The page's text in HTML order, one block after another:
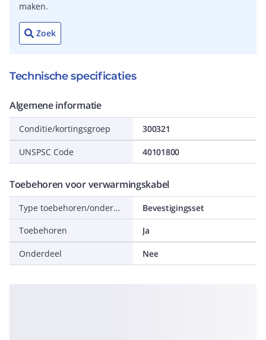
maken.
Zoek
Technische specificaties
Algemene informatie
Conditie/kortingsgroep 300321
UNSPSC Code 40101800
Toebehoren voor verwarmingskabel
Type toebehoren/onderdelen
Bevestigingsset
Toebehoren
Ja
Onderdeel Nee